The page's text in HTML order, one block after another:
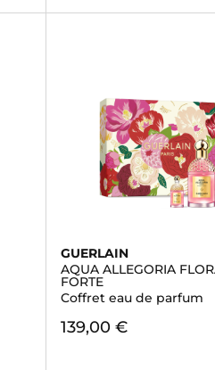
GUERLAIN
AQUA ALLEGORIA
FORTE
Coffret eau de parfum
139,00 €